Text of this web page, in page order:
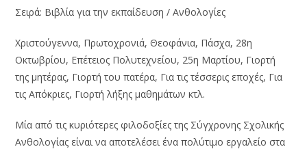
Σειρά: Βιβλία για την εκπαίδευση / Ανθολογίες
Χριστούγεννα, Πρωτοχρονιά, Θεοφάνια, Πάσχα, 28η
Οκτωβρίου, Επέτειος Πολυτεχνείου, 25η Μαρτίου, Γιορτή
της μητέρας, Γιορτή του πατέρα, Για τις τέσσερις εποχές, Για
τις Απόκριες, Γιορτή λήξης μαθημάτων κτλ.
Μία από τις κυριότερες φιλοδοξίες της Σύγχρονης Σχολικής
Ανθολογίας είναι να αποτελέσει ένα πολύτιμο εργαλείο στα